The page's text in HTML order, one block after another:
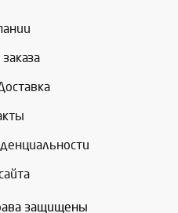
защищены